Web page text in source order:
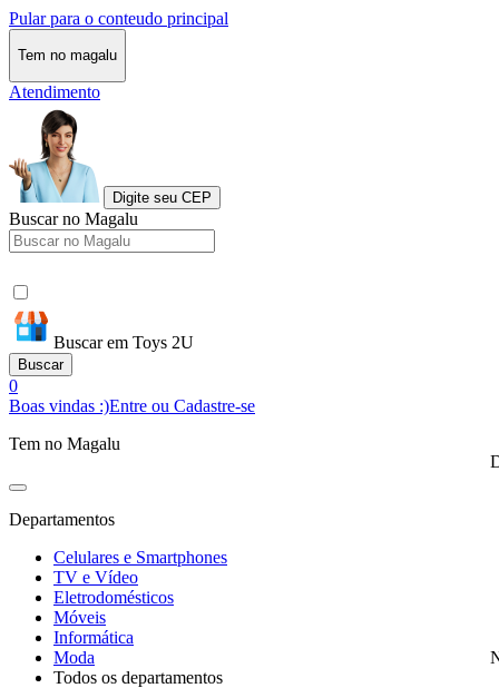
Pular para o conteudo principal
Tem no magalu
Atendimento
Digite seu CEP
Buscar no Magalu
Buscar em Toys 2U
Buscar
0
Boas vindas :)Entre ou Cadastre-se
Tem no Magalu
Departamentos
Celulares e Smartphones
TV e Vídeo
Eletrodomésticos
Móveis
Informática
Moda
Todos os departamentos